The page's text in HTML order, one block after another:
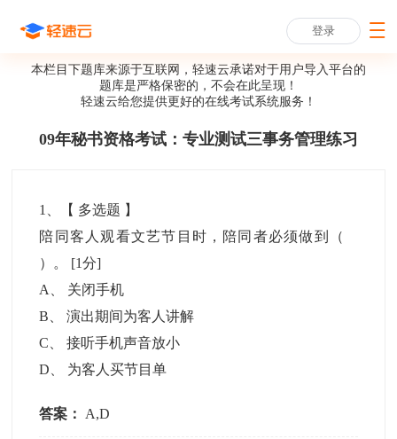
登录
本栏目下题库来源于互联网，轻速云承诺对于用户导入平台的
题库是严格保密的，不会在此呈现！
轻速云给您提供更好的在线考试系统服务！
09年秘书资格考试：专业测试三事务管理练习
1 、【 多选题 】
陪同客人观看文艺节目时，陪同者必须做到（
）。 [1分]
A
关闭手机
B 、演出期间为客人讲解
C 、接听手机声音放小
D
为客人买节目单
答案： A,D